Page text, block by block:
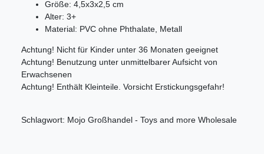
Größe: 4,5x3x2,5 cm
Alter: 3+
Material: PVC ohne Phthalate, Metall
Achtung! Nicht für Kinder unter 36 Monaten geeignet
Achtung! Benutzung unter unmittelbarer Aufsicht von
Erwachsenen
Achtung! Enthält Kleinteile. Vorsicht Erstickungsgefahr!
Schlagwort: Mojo Großhandel - Toys and more Wholesale